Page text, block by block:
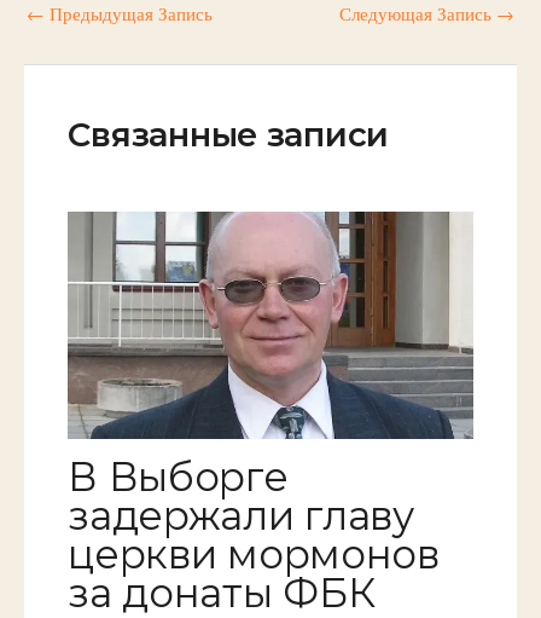
← Предыдущая Запись Следующая Запись →
Связанные записи
В Выборге
задержали главу
церкви мормонов
за донаты ФБК